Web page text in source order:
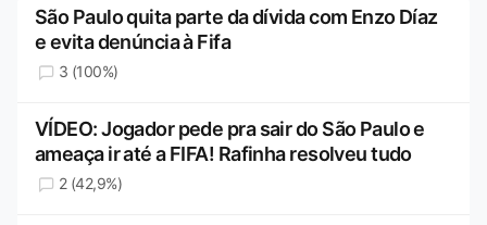
São Paulo quita parte da dívida com Enzo Díaz
e evita denúncia à Fifa
3 (100%)
VÍDEO: Jogador pede pra sair do São Paulo e
ameaça ir até a FIFA! Rafinha resolveu tudo
2 (42,9%)